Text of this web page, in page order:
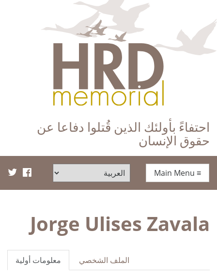
HRD Memorial – العَرَبِيَّة‎‎
احتفاءً بأولئك الذين قُتلوا دفاعا عن
حقوق الإنسان
≡
Jorge Ulises Zavala
معلومات أولية الملف الشخصي